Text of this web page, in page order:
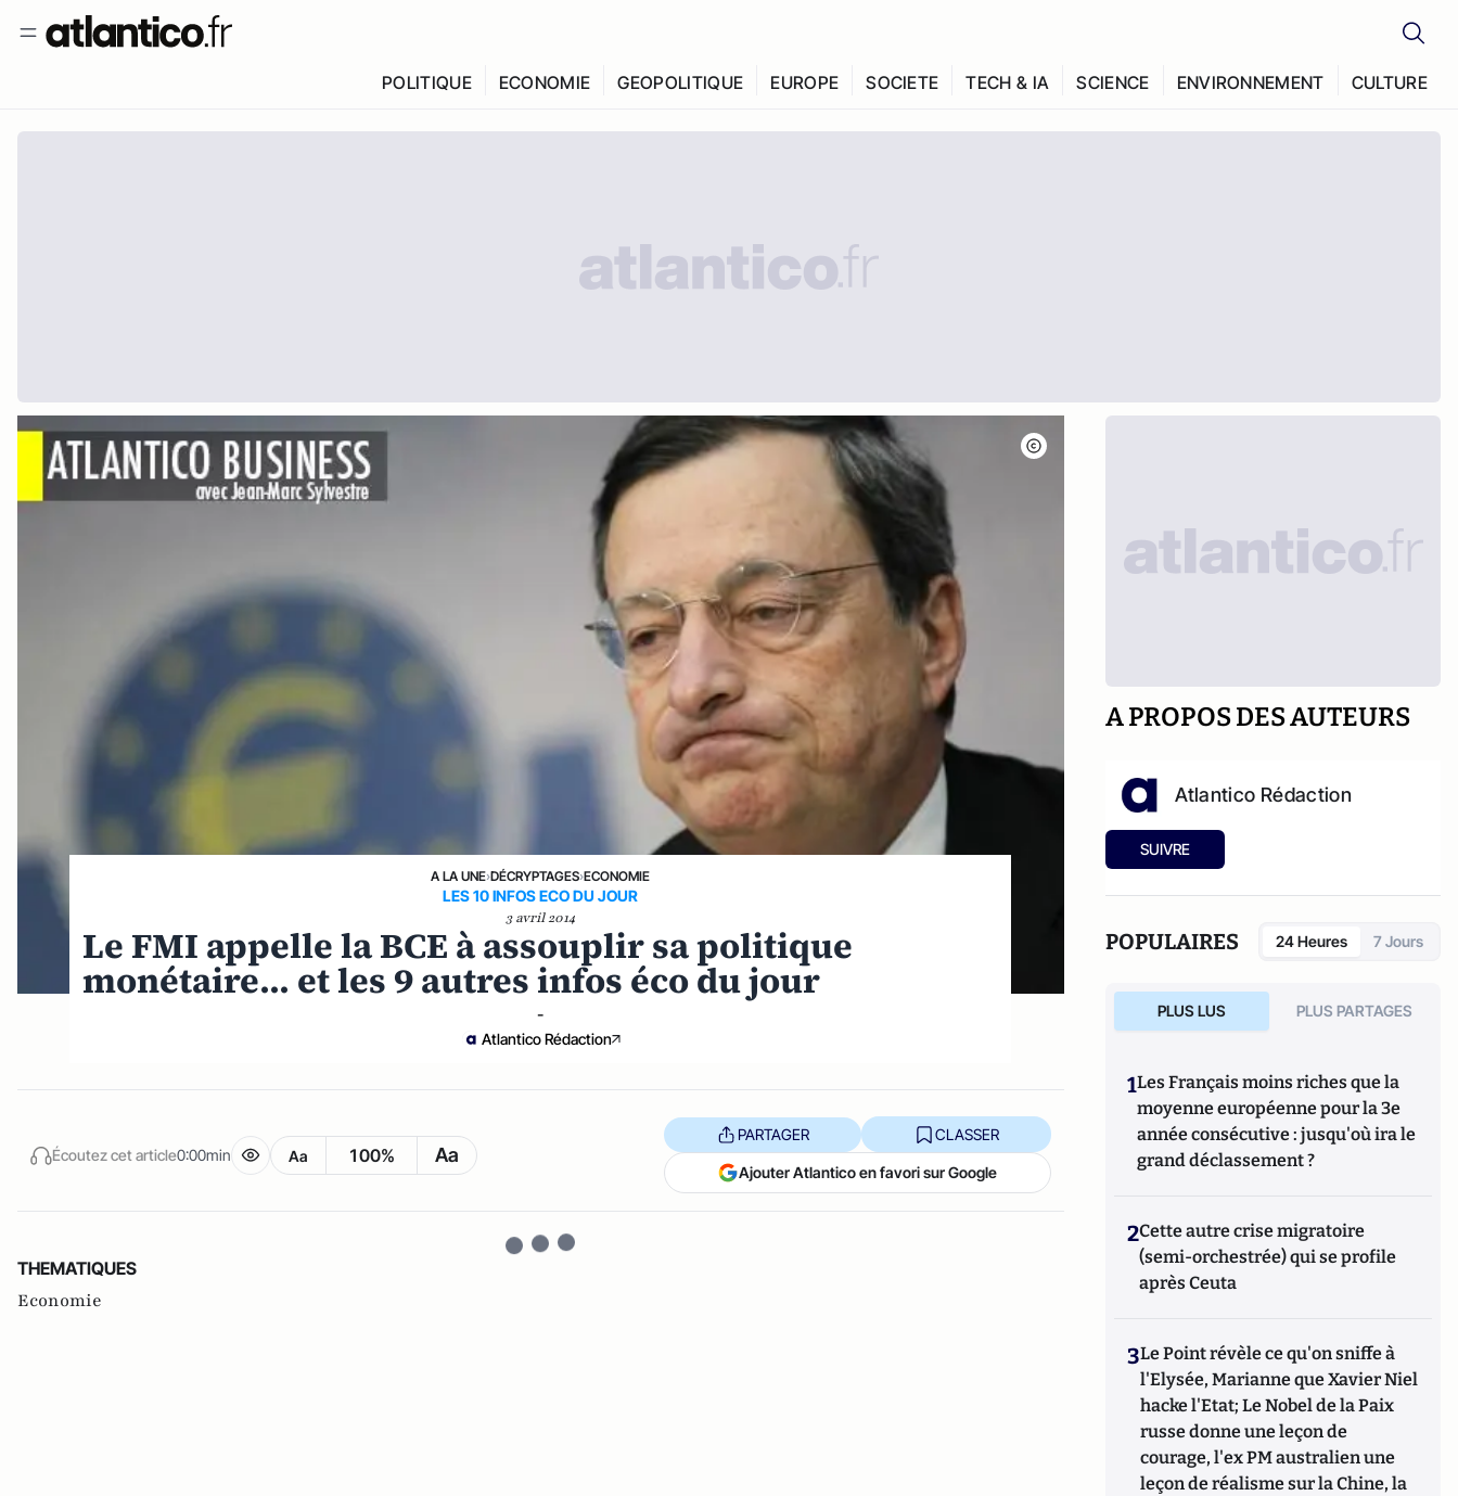
POLITIQUE ECONOMIE GEOPOLITIQUE EUROPE SOCIETE TECH & IA SCIENCE ENVIRONNEMENT CULTURE
A LA UNE›DÉCRYPTAGES›ECONOMIE
LES 10 INFOS ECO DU JOUR
3 avril 2014
Le FMI appelle la BCE à assouplir sa politique
monétaire... et les 9 autres infos éco du jour
-
Atlantico Rédaction
Écoutez cet article0:00min Aa 100% Aa
PARTAGER CLASSER
Ajouter Atlantico en favori sur Google
THEMATIQUES
Economie
A PROPOS DES AUTEURS
Atlantico Rédaction
SUIVRE
POPULAIRES 24 Heures 7 Jours
PLUS LUS PLUS PARTAGES
1Les Français moins riches que la
moyenne européenne pour la 3e
année consécutive : jusqu'où ira le
grand déclassement ?
2Cette autre crise migratoire
(semi-orchestrée) qui se profile
après Ceuta
3Le Point révèle ce qu'on sniffe à
l'Elysée, Marianne que Xavier Niel
hacke l'Etat; Le Nobel de la Paix
russe donne une leçon de
courage, l'ex PM australien une
leçon de réalisme sur la Chine, la